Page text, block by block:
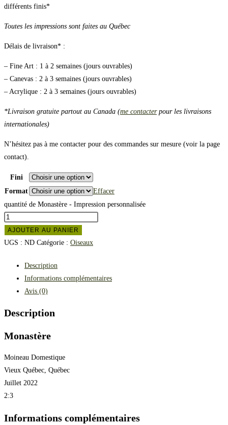
différents finis*
Toutes les impressions sont faites au Québec
Délais de livraison* :
– Fine Art : 1 à 2 semaines (jours ouvrables)
– Canevas : 2 à 3 semaines (jours ouvrables)
– Acrylique : 2 à 3 semaines (jours ouvrables)
*Livraison gratuite partout au Canada (me contacterpour les livraisons
internationales)
N’hésitez pas à me contacter pour des commandes sur mesure (voir la page
contact).
Fini
Format
Effacer
quantité de Monastère - Impression personnalisée
AJOUTER AU PANIER
UGS : ND Catégorie : Oiseaux
Description
Informations complémentaires
Avis (0)
Description
Monastère
Moineau Domestique
Vieux Québec, Québec
Juillet 2022
2:3
Informations complémentaires